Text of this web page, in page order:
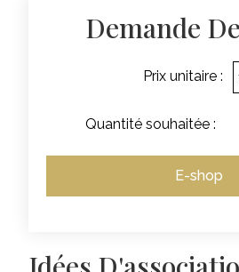
Demande
Prix unitaire :
Quantité souhaitée :
E-shop